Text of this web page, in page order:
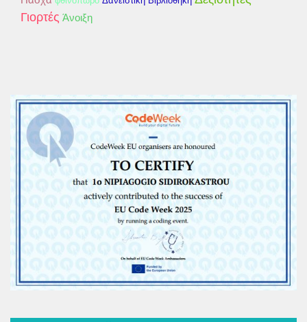
Γιορτές Άνοιξη